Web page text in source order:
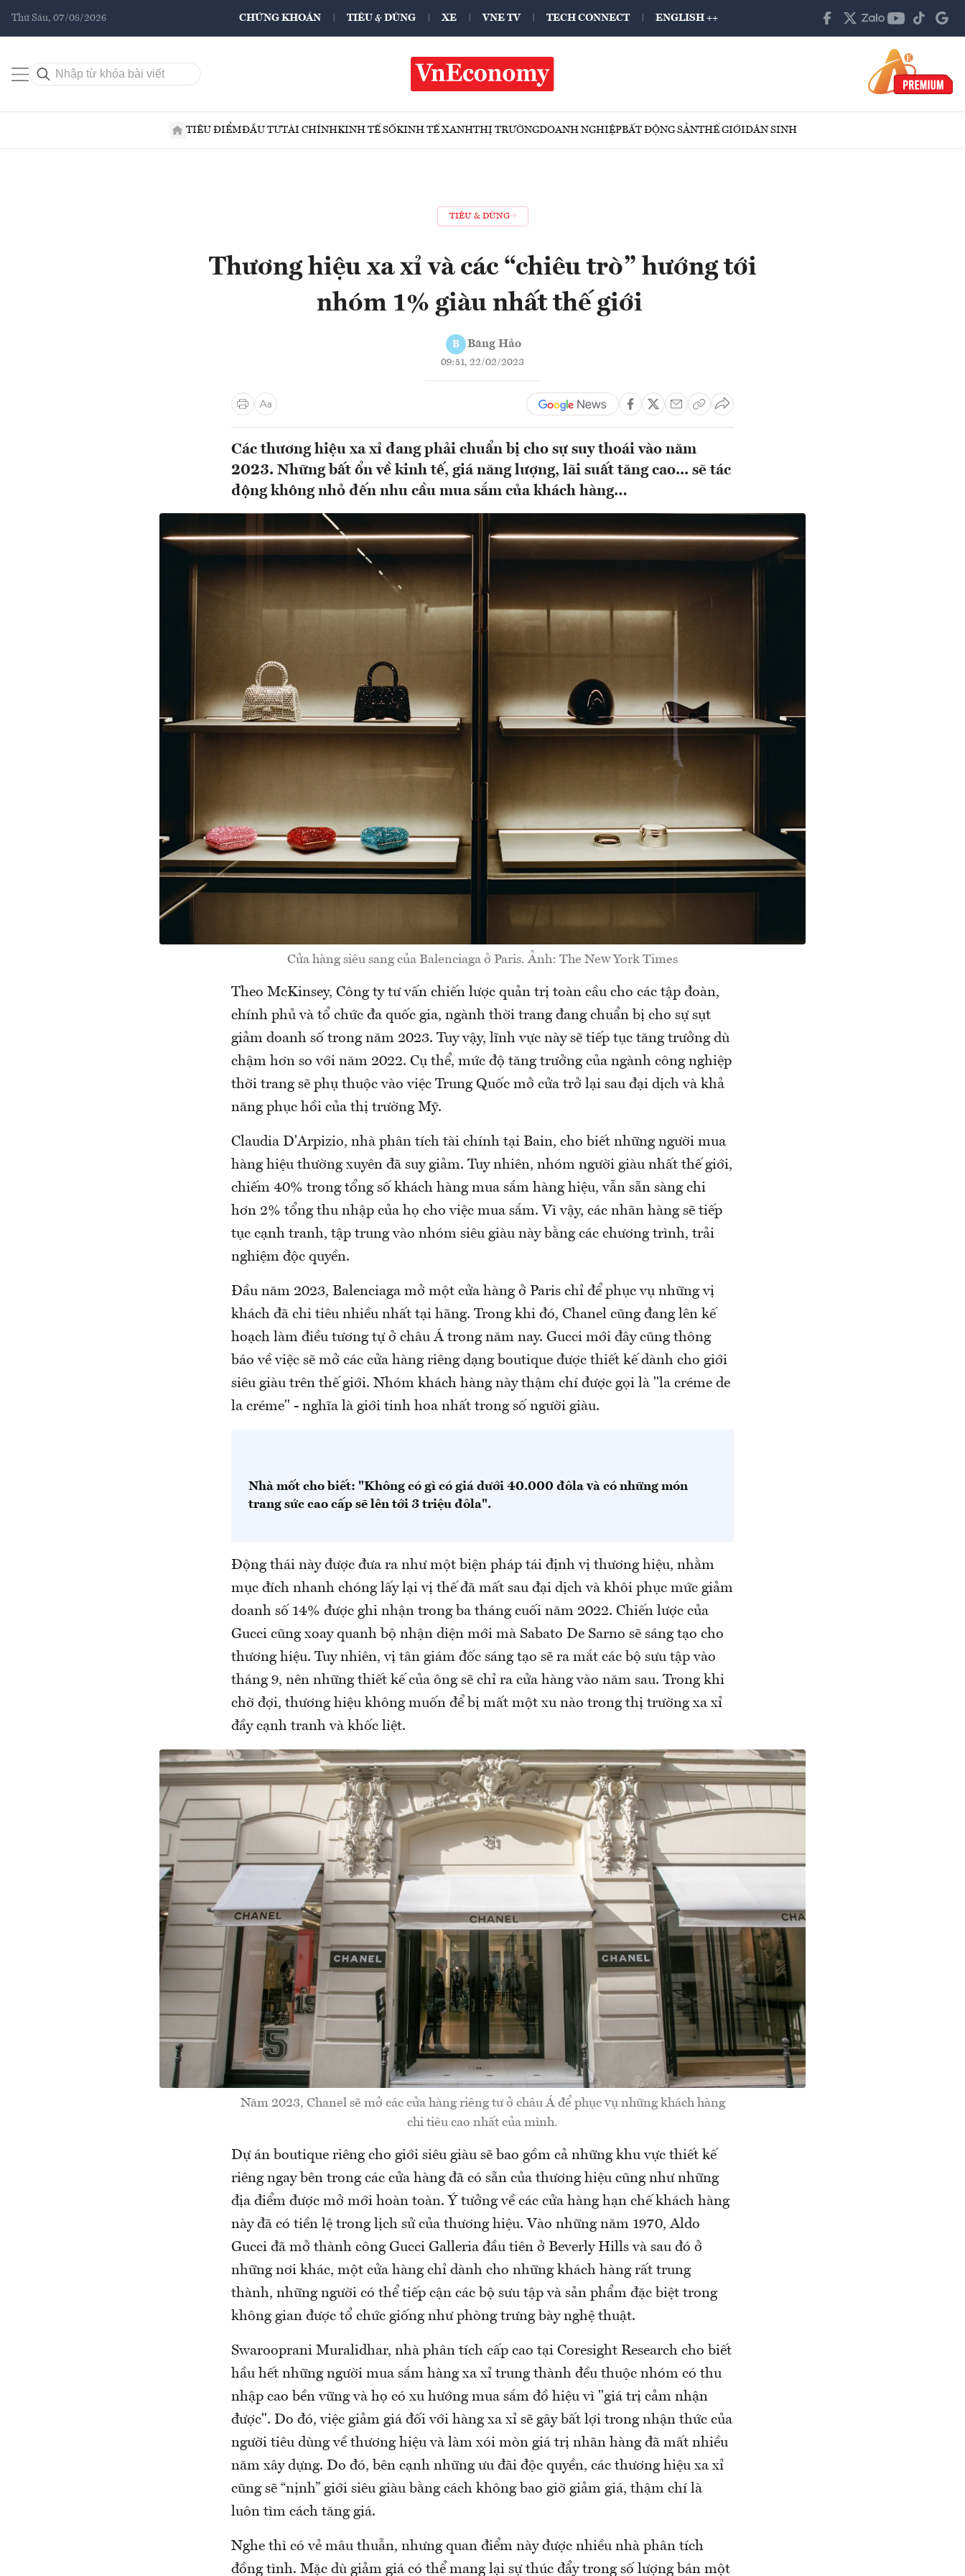
Thứ Sáu, 07/08/2026 CHỨNG KHOÁN TIÊU & DÙNG XE VNE TV TECH CONNECT ENGLISH ++
TIÊU ĐIỂMĐẦU TƯTÀI CHÍNHKINH TẾ SỐKINH TẾ XANHTHỊ TRƯỜNGDOANH NGHIỆPBẤT ĐỘNG SẢNTHẾ GIỚIDÂN SINH
TIÊU & DÙNG
Thương hiệu xa xỉ và các “chiêu trò” hướng tới
nhóm 1% giàu nhất thế giới
B Băng Hảo
09:51, 22/02/2023
Các thương hiệu xa xỉ đang phải chuẩn bị cho sự suy thoái vào năm
2023. Những bất ổn về kinh tế, giá năng lượng, lãi suất tăng cao... sẽ tác
động không nhỏ đến nhu cầu mua sắm của khách hàng…
Cửa hàng siêu sang của Balenciaga ở Paris. Ảnh: The New York Times
Theo McKinsey, Công ty tư vấn chiến lược quản trị toàn cầu cho các tập đoàn,
chính phủ và tổ chức đa quốc gia, ngành thời trang đang chuẩn bị cho sự sụt
giảm doanh số trong năm 2023. Tuy vậy, lĩnh vực này sẽ tiếp tục tăng trưởng dù
chậm hơn so với năm 2022. Cụ thể, mức độ tăng trưởng của ngành công nghiệp
thời trang sẽ phụ thuộc vào việc Trung Quốc mở cửa trở lại sau đại dịch và khả
năng phục hồi của thị trường Mỹ.
Claudia D'Arpizio, nhà phân tích tài chính tại Bain, cho biết những người mua
hàng hiệu thường xuyên đã suy giảm. Tuy nhiên, nhóm người giàu nhất thế giới,
chiếm 40% trong tổng số khách hàng mua sắm hàng hiệu, vẫn sẵn sàng chi
hơn 2% tổng thu nhập của họ cho việc mua sắm. Vì vậy, các nhãn hàng sẽ tiếp
tục cạnh tranh, tập trung vào nhóm siêu giàu này bằng các chương trình, trải
nghiệm độc quyền.
Đầu năm 2023, Balenciaga mở một cửa hàng ở Paris chỉ để phục vụ những vị
khách đã chi tiêu nhiều nhất tại hãng. Trong khi đó, Chanel cũng đang lên kế
hoạch làm điều tương tự ở châu Á trong năm nay. Gucci mới đây cũng thông
báo về việc sẽ mở các cửa hàng riêng dạng boutique được thiết kế dành cho giới
siêu giàu trên thế giới. Nhóm khách hàng này thậm chí được gọi là "la créme de
la créme" - nghĩa là giới tinh hoa nhất trong số người giàu.
Nhà mốt cho biết: "Không có gì có giá dưới 40.000 đôla và có những món
trang sức cao cấp sẽ lên tới 3 triệu đôla".
Động thái này được đưa ra như một biện pháp tái định vị thương hiệu, nhằm
mục đích nhanh chóng lấy lại vị thế đã mất sau đại dịch và khôi phục mức giảm
doanh số 14% được ghi nhận trong ba tháng cuối năm 2022. Chiến lược của
Gucci cũng xoay quanh bộ nhận diện mới mà Sabato De Sarno sẽ sáng tạo cho
thương hiệu. Tuy nhiên, vị tân giám đốc sáng tạo sẽ ra mắt các bộ sưu tập vào
tháng 9, nên những thiết kế của ông sẽ chỉ ra cửa hàng vào năm sau. Trong khi
chờ đợi, thương hiệu không muốn để bị mất một xu nào trong thị trường xa xỉ
đầy cạnh tranh và khốc liệt.
Năm 2023, Chanel sẽ mở các cửa hàng riêng tư ở châu Á để phục vụ những khách hàng
chi tiêu cao nhất của mình.
Dự án boutique riêng cho giới siêu giàu sẽ bao gồm cả những khu vực thiết kế
riêng ngay bên trong các cửa hàng đã có sẵn của thương hiệu cũng như những
địa điểm được mở mới hoàn toàn. Ý tưởng về các cửa hàng hạn chế khách hàng
này đã có tiền lệ trong lịch sử của thương hiệu. Vào những năm 1970, Aldo
Gucci đã mở thành công Gucci Galleria đầu tiên ở Beverly Hills và sau đó ở
những nơi khác, một cửa hàng chỉ dành cho những khách hàng rất trung
thành, những người có thể tiếp cận các bộ sưu tập và sản phẩm đặc biệt trong
không gian được tổ chức giống như phòng trưng bày nghệ thuật.
Swarooprani Muralidhar, nhà phân tích cấp cao tại Coresight Research cho biết
hầu hết những người mua sắm hàng xa xỉ trung thành đều thuộc nhóm có thu
nhập cao bền vững và họ có xu hướng mua sắm đồ hiệu vì "giá trị cảm nhận
được". Do đó, việc giảm giá đối với hàng xa xỉ sẽ gây bất lợi trong nhận thức của
người tiêu dùng về thương hiệu và làm xói mòn giá trị nhãn hàng đã mất nhiều
năm xây dựng. Do đó, bên cạnh những ưu đãi độc quyền, các thương hiệu xa xỉ
cũng sẽ “nịnh” giới siêu giàu bằng cách không bao giờ giảm giá, thậm chí là
luôn tìm cách tăng giá.
Nghe thì có vẻ mâu thuẫn, nhưng quan điểm này được nhiều nhà phân tích
đồng tình. Mặc dù giảm giá có thể mang lại sự thúc đẩy trong số lượng bán một